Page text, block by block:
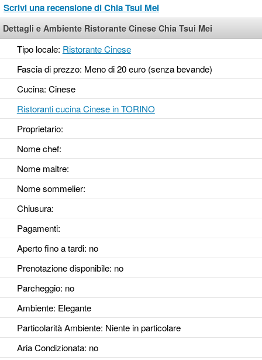
Scrivi una recensione di Chia Tsui Mei
Dettagli e Ambiente Ristorante Cinese Chia Tsui Mei
Tipo locale: Ristorante Cinese
Fascia di prezzo: Meno di 20 euro (senza bevande)
Cucina: Cinese
Ristoranti cucina Cinese in TORINO
Proprietario:
Nome chef:
Nome maitre:
Nome sommelier:
Chiusura:
Pagamenti:
Aperto fino a tardi: no
Prenotazione disponibile: no
Parcheggio: no
Ambiente: Elegante
Particolarità Ambiente: Niente in particolare
Aria Condizionata: no